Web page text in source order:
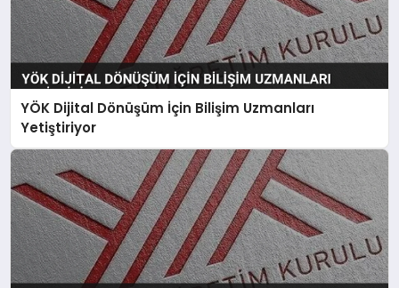
YÖK Dijital Dönüşüm İçin Bilişim Uzmanları
Yetiştiriyor